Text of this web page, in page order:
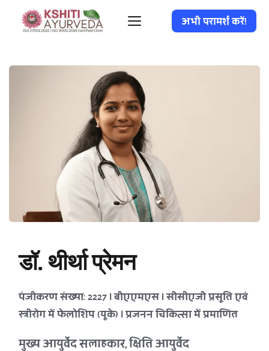
अभी परामर्श करें!
डॉ. थीर्था प्रेमन
पंजीकरण संख्या: 2227 | बीएएमएस | सीसीएजी प्रसूति एवं
स्त्रीरोग में फेलोशिप (यूके) | प्रजनन चिकित्सा में प्रमाणित
मुख्य आयुर्वेद सलाहकार, क्षिति आयुर्वेद